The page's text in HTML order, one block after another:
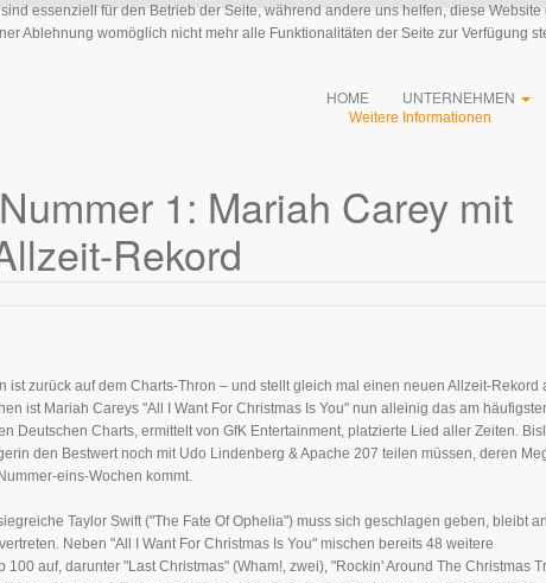
HOME UNTERNEHMEN
1: Mariah Carey mit
Rekord
ist zurück auf dem Charts-Thron – und stellt gleich mal einen neuen Allzeit-Rekord
ist Mariah Careys "All I Want For Christmas Is You" nun alleinig das am
Deutschen Charts, ermittelt von GfK Entertainment, platzierte Lied aller Zeiten.
den Bestwert noch mit Udo Lindenberg & Apache 207 teilen müssen, deren
eins-Wochen kommt.
Taylor Swift ("The Fate Of Ophelia") muss sich geschlagen geben, bleibt
Neben "All I Want For Christmas Is You" mischen bereits 48 weitere
100 auf, darunter "Last Christmas" (Wham!, zwei), "Rockin' Around The Christmas
essenziell für den Betrieb der Seite, während andere uns helfen, diese
Ablehnung womöglich nicht mehr alle Funktionalitäten der Seite zur Verfügung
Weitere Informationen